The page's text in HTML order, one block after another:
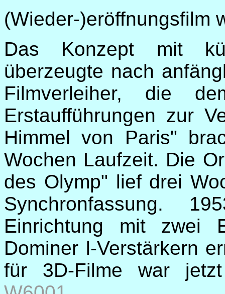
(Wieder-)eröffnungsfilm
Das Konzept mit
überzeugte nach
Filmverleiher, die
Erstaufführungen zur
Himmel von Paris"
Wochen Laufzeit. Die
des Olymp" lief drei
Synchronfassung.
Einrichtung mit zwei
Dominer l-Verstärkern
für 3D-Filme war